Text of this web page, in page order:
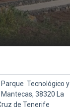
Parque Tecnológico y
38320 La
de Tenerife